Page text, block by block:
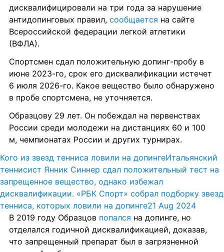
дисквалифицировали на три года за нарушение
антидопинговых правил, сообщается на сайте
Всероссийской федерации легкой атлетики
(ВФЛА).
Спортсмен сдал положительную допинг-пробу в
июне 2023-го, срок его дисквалификации истечет
6 июля 2026-го. Какое вещество было обнаружено
в пробе спортсмена, не уточняется.
Образцову 29 лет. Он побеждал на первенствах
России среди молодежи на дистанциях 60 и 100
м, чемпионатах России и других турнирах.
Кого из звезд тенниса ловили на допингеИтальянский
теннисист Янник Синнер сдал положительный тест на
запрещенное вещество, однако избежал
дисквалификации. «РБК Спорт» собрал подборку звезд
тенниса, которых ловили на допинге21 Aug 2024
В 2019 году Образцов попался на допинге, но
отделался годичной дисквалификацией, доказав,
что запрещенный препарат был в загрязненной